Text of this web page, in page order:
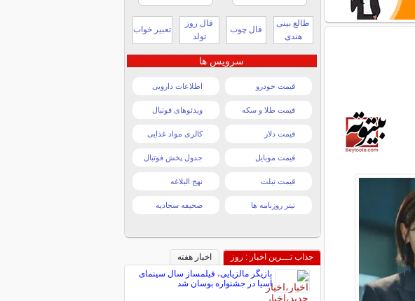
طالع بینی
هندی
فال چوب
فال روز
تولد
تعبیر خواب
سرویس ها
قیمت خودرو اطلاعات دارویی
قیمت طلا و سکه ویدئوهای فوتبال
قیمت دلار کالری مواد غذایی
قیمت موبایل جدول پخش فوتبال
قیمت تبلت نهج البلاغه
تیتر روزنامه ها صحیفه سجادیه
جذاب تـــرین اخبار : روز
اخبار هفته
بازیگر مالزیایی، فیلمساز سال سینمای
آسیا در جشنواره بوسان شد